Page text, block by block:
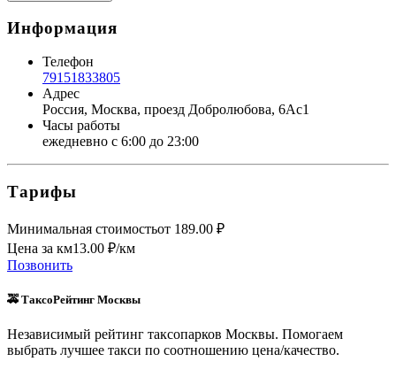
Информация
Телефон
79151833805
Адрес
Россия, Москва, проезд Добролюбова, 6Ас1
Часы работы
ежедневно с 6:00 до 23:00
Тарифы
Минимальная стоимостьот 189.00 ₽
Цена за км13.00 ₽/км
Позвонить
🚕 ТаксоРейтинг Москвы
Независимый рейтинг таксопарков Москвы. Помогаем
выбрать лучшее такси по соотношению цена/качество.